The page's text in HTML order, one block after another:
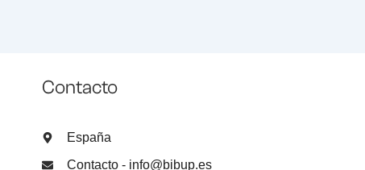
Contacto
España
Contacto - info@bibup.es